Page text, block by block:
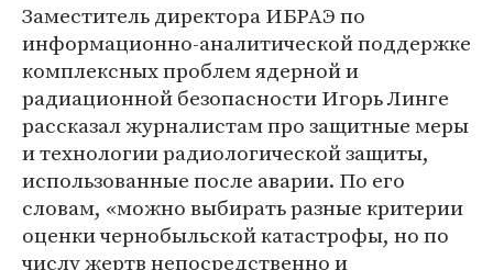
Заместитель директора ИБРАЭ по
информационно-аналитической поддержке
комплексных проблем ядерной и
радиационной безопасности Игорь Линге
рассказал журналистам про защитные меры
и технологии радиологической защиты,
использованные после аварии. По его
словам, «можно выбирать разные критерии
оценки чернобыльской катастрофы, но по
числу жертв непосредственно и